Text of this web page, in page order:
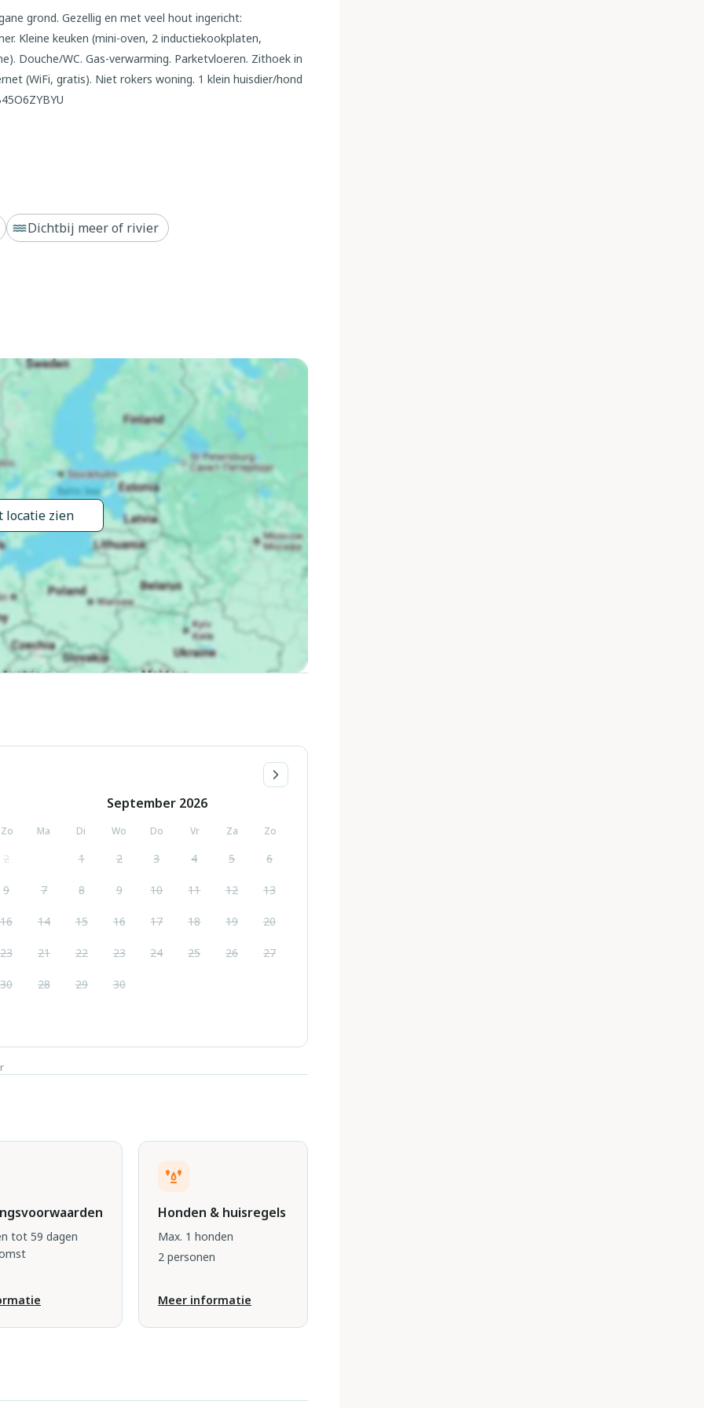
grond. Gezellig en met veel hout ingericht:
Kleine keuken (mini-oven, 2 inductiekookplaten,
Douche/WC. Gas-verwarming. Parketvloeren. Zithoek in
(WiFi, gratis). Niet rokers woning. 1 klein huisdier/hond
voor fietsen, berging voor ski's. Parkeerplaats op
"Ortisei" 700 m, treinstation "Bolzano" 36 km, overdekt
Dichtbij meer of rivier
locatie zien
Zo
2
9
16
23
30
September 2026
Ma Di Wo Do Vr Za Zo
1 2 3 4 5 6
7 8 9 10 11 12 13
14 15 16 17 18 19 20
21 22 23 24 25 26 27
28 29 30
tot 59 dagen
Honden & huisregels
Max. 1 honden
2 personen
Meer informatie